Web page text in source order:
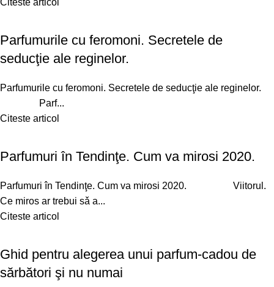
Citeste articol
Parfumurile cu feromoni. Secretele de
seducţie ale reginelor.
Parfumurile cu feromoni. Secretele de seducţie ale reginelor.
Parf...
Citeste articol
Parfumuri în Tendinţe. Cum va mirosi 2020.
Parfumuri în Tendinţe. Cum va mirosi 2020. Viitorul.
Ce miros ar trebui sǎ a...
Citeste articol
Ghid pentru alegerea unui parfum-cadou de
sărbători şi nu numai